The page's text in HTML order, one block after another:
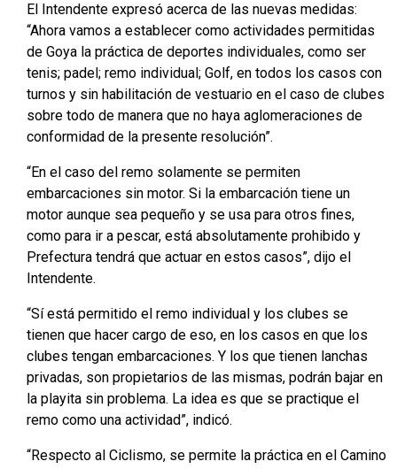
El Intendente expresó acerca de las nuevas medidas:
“Ahora vamos a establecer como actividades permitidas
de Goya la práctica de deportes individuales, como ser
tenis; padel; remo individual; Golf, en todos los casos con
turnos y sin habilitación de vestuario en el caso de clubes
sobre todo de manera que no haya aglomeraciones de
conformidad de la presente resolución”.
“En el caso del remo solamente se permiten
embarcaciones sin motor. Si la embarcación tiene un
motor aunque sea pequeño y se usa para otros fines,
como para ir a pescar, está absolutamente prohibido y
Prefectura tendrá que actuar en estos casos”, dijo el
Intendente.
“Sí está permitido el remo individual y los clubes se
tienen que hacer cargo de eso, en los casos en que los
clubes tengan embarcaciones. Y los que tienen lanchas
privadas, son propietarios de las mismas, podrán bajar en
la playita sin problema. La idea es que se practique el
remo como una actividad”, indicó.
“Respecto al Ciclismo, se permite la práctica en el Camino